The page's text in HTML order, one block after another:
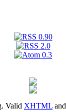
Valid XHTML and